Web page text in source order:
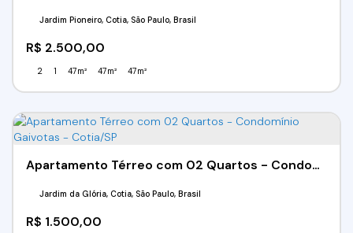
R$ 2.500,00
Jardim Pioneiro, Cotia, São Paulo, Brasil
2 1 47m² 47m² 47m²
Apartamento Térreo com 02 Quartos - Condomínio Gaivotas - Cotia/SP
R$ 1.500,00
Jardim da Glória, Cotia, São Paulo, Brasil